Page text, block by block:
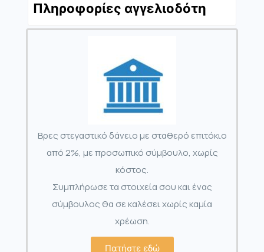
Πληροφορίες αγγελιοδότη
Βρες στεγαστικό δάνειο με σταθερό επιτόκιο
από 2%, με προσωπικό σύμβουλο, χωρίς
κόστος.
Συμπλήρωσε τα στοιχεία σου και ένας
σύμβουλος θα σε καλέσει χωρίς καμία
χρέωση.
Πατήστε εδώ